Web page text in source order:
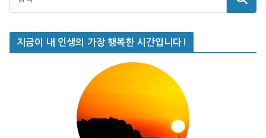
지금이 내 인생의 가장 행복한 시간입니다!